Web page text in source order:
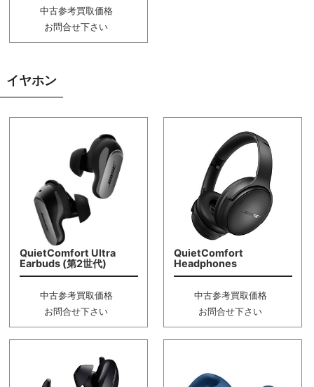
中古参考買取価格
お問合せ下さい
イヤホン
QuietComfort Ultra
Earbuds (第2世代)
中古参考買取価格
お問合せ下さい
QuietComfort
Headphones
中古参考買取価格
お問合せ下さい